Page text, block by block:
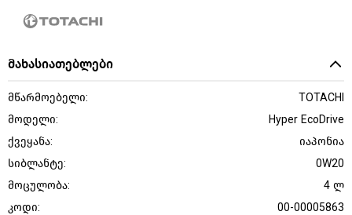
მახასიათებლები
მწარმოებელი:
TOTACHI
მოდელი:
Hyper EcoDrive
ქვეყანა:
იაპონია
სიბლანტე:
0W20
მოცულობა:
4 ლ
კოდი:
00-00005863